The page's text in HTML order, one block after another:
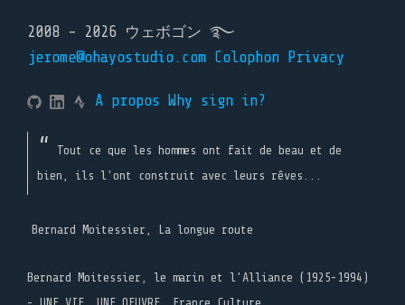
2008 - 2026 ウェボゴン ࿐
jerome@ohayostudio.com Colophon Privacy
A propos Why sign in?
Tout ce que les hommes ont fait de beau et de
bien, ils l'ont construit avec leurs rêves...
Bernard Moitessier, La longue route
Bernard Moitessier, le marin et l’Alliance (1925-1994)